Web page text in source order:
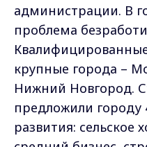
администрации. В
проблема
крупные города –
Нижний Новгород.
предложили городу
развития: сельское